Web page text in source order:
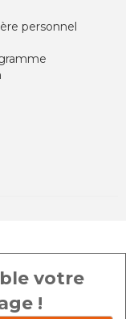
personnel
votre
!